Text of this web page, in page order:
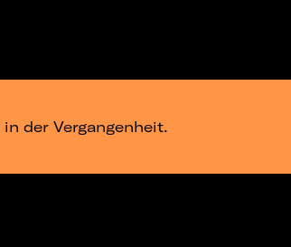
der Vergangenheit.